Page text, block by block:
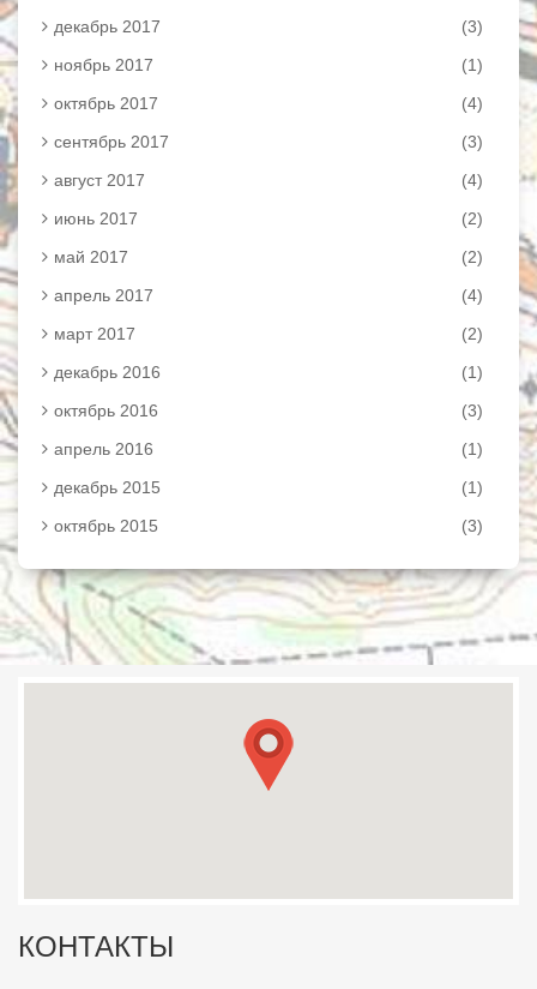
декабрь 2017
(3)
ноябрь 2017
(1)
октябрь 2017
(4)
сентябрь 2017
(3)
август 2017
(4)
июнь 2017
(2)
май 2017
(2)
апрель 2017
(4)
март 2017
(2)
декабрь 2016
(1)
октябрь 2016
(3)
апрель 2016
(1)
декабрь 2015
(1)
октябрь 2015
(3)
КОНТАКТЫ